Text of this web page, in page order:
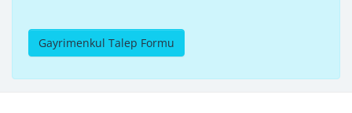
Gayrimenkul Talep Formu